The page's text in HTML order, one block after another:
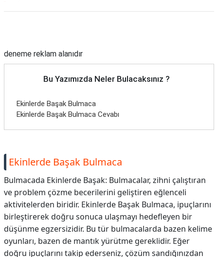
deneme reklam alanıdır
Bu Yazımızda Neler Bulacaksınız ?
Ekinlerde Başak Bulmaca
Ekinlerde Başak Bulmaca Cevabı
Ekinlerde Başak Bulmaca
Bulmacada Ekinlerde Başak: Bulmacalar, zihni çalıştıran
ve problem çözme becerilerini geliştiren eğlenceli
aktivitelerden biridir. Ekinlerde Başak Bulmaca, ipuçlarını
birleştirerek doğru sonuca ulaşmayı hedefleyen bir
düşünme egzersizidir. Bu tür bulmacalarda bazen kelime
oyunları, bazen de mantık yürütme gereklidir. Eğer
doğru ipuçlarını takip ederseniz, çözüm sandığınızdan